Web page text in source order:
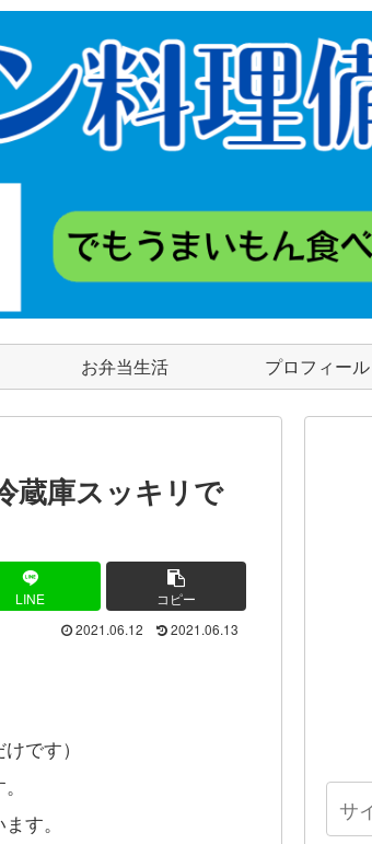
お弁当生活 プロフィール
蔵庫スッキリで
LINE
コピー
2021.06.12
2021.06.13
です）
す。